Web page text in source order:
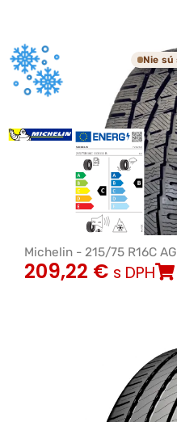
Nie sú
Michelin - 215/75 R16C
209,22 € s DPH